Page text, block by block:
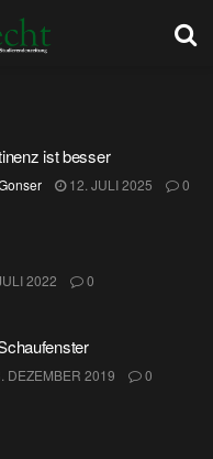
ist besser
12. JULI 2025 0
2022 0
DEZEMBER 2019 0